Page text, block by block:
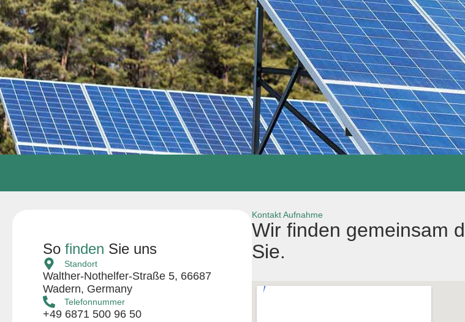
So finden Sie uns
Standort
Walther-Nothelfer-Straße 5, 66687
Wadern, Germany
Telefonnummer
+49 6871 500 96 50
Kontakt Aufnahme
Wir finden gemeinsam
Sie.